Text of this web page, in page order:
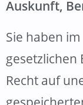
Auskunft,
Sie haben
gesetzlichen
Recht auf